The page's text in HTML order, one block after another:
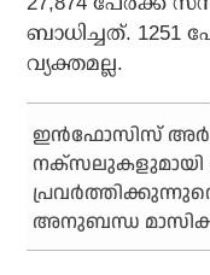
ബാധിച്ചത്. 1251
വ്യക്തമല്ല.
ഇന്‍ഫോസിസ്
നക്‌സലുകളുമായി
അനുബന്ധ